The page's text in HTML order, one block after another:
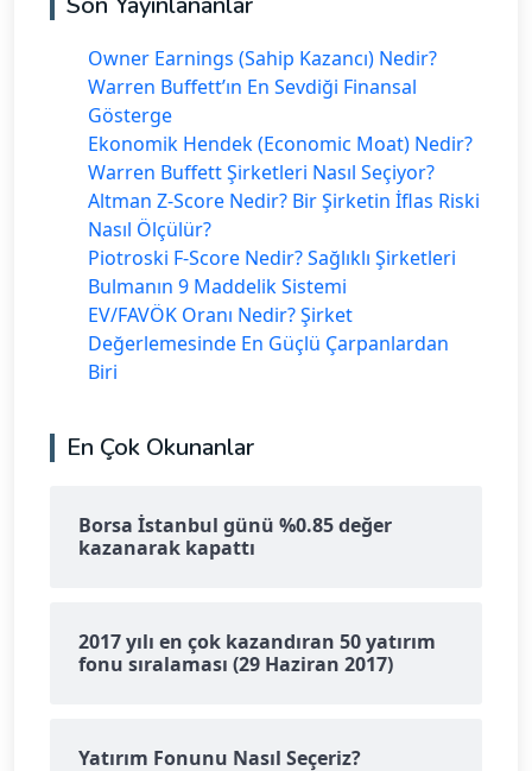
Owner Earnings (Sahip Kazancı) Nedir?
Warren Buffett’ın En Sevdiği Finansal
Gösterge
Ekonomik Hendek (Economic Moat) Nedir?
Warren Buffett Şirketleri Nasıl Seçiyor?
Altman Z-Score Nedir? Bir Şirketin İflas Riski
Nasıl Ölçülür?
Piotroski F-Score Nedir? Sağlıklı Şirketleri
Bulmanın 9 Maddelik Sistemi
EV/FAVÖK Oranı Nedir? Şirket
Değerlemesinde En Güçlü Çarpanlardan
Biri
En Çok Okunanlar
Borsa İstanbul günü %0.85 değer
kazanarak kapattı
2017 yılı en çok kazandıran 50 yatırım
fonu sıralaması (29 Haziran 2017)
Yatırım Fonunu Nasıl Seçeriz?